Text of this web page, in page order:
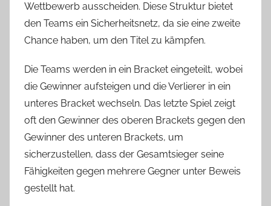
Wettbewerb ausscheiden. Diese Struktur bietet
den Teams ein Sicherheitsnetz, da sie eine zweite
Chance haben, um den Titel zu kämpfen.
Die Teams werden in ein Bracket eingeteilt, wobei
die Gewinner aufsteigen und die Verlierer in ein
unteres Bracket wechseln. Das letzte Spiel zeigt
oft den Gewinner des oberen Brackets gegen den
Gewinner des unteren Brackets, um
sicherzustellen, dass der Gesamtsieger seine
Fähigkeiten gegen mehrere Gegner unter Beweis
gestellt hat.